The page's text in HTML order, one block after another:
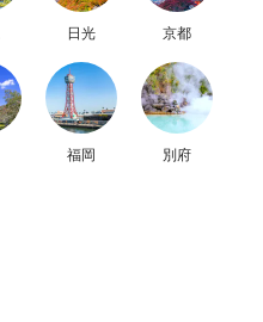
日光 京都
福岡 別府